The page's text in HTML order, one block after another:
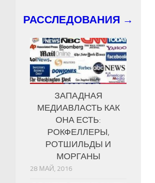
РАССЛЕДОВАНИЯ →
ЗАПАДНАЯ
МЕДИАВЛАСТЬ КАК
ОНА ЕСТЬ:
РОКФЕЛЛЕРЫ,
РОТШИЛЬДЫ И
МОРГАНЫ
28 МАЙ, 2016